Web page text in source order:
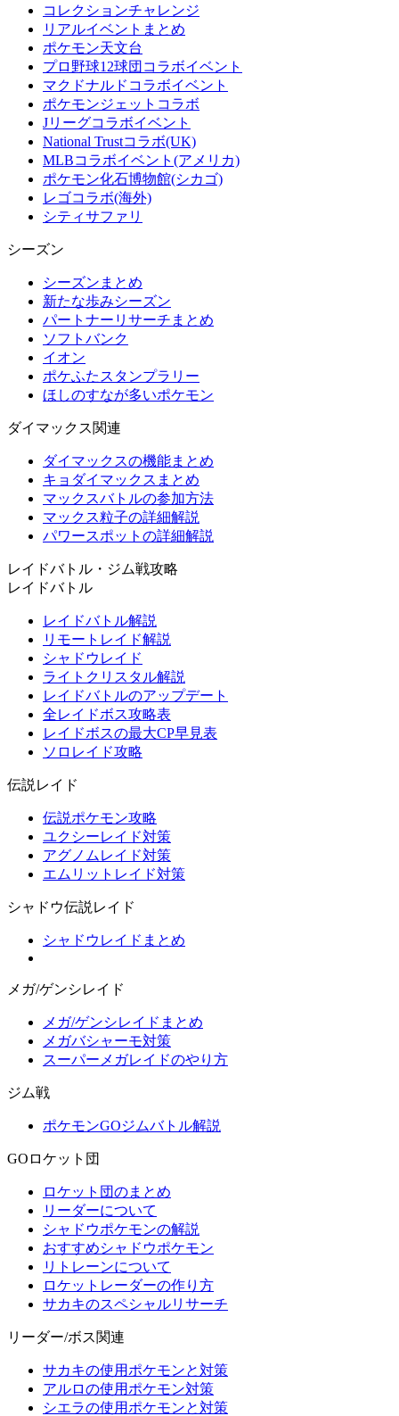
コレクションチャレンジ
リアルイベントまとめ
ポケモン天文台
プロ野球12球団コラボイベント
マクドナルドコラボイベント
ポケモンジェットコラボ
Jリーグコラボイベント
National Trustコラボ(UK)
MLBコラボイベント(アメリカ)
ポケモン化石博物館(シカゴ)
レゴコラボ(海外)
シティサファリ
シーズン
シーズンまとめ
新たな歩みシーズン
パートナーリサーチまとめ
ソフトバンク
イオン
ポケふたスタンプラリー
ほしのすなが多いポケモン
ダイマックス関連
ダイマックスの機能まとめ
キョダイマックスまとめ
マックスバトルの参加方法
マックス粒子の詳細解説
パワースポットの詳細解説
レイドバトル・ジム戦攻略
レイドバトル
レイドバトル解説
リモートレイド解説
シャドウレイド
ライトクリスタル解説
レイドバトルのアップデート
全レイドボス攻略表
レイドボスの最大CP早見表
ソロレイド攻略
伝説レイド
伝説ポケモン攻略
ユクシーレイド対策
アグノムレイド対策
エムリットレイド対策
シャドウ伝説レイド
シャドウレイドまとめ
メガ/ゲンシレイド
メガ/ゲンシレイドまとめ
メガバシャーモ対策
スーパーメガレイドのやり方
ジム戦
ポケモンGOジムバトル解説
GOロケット団
ロケット団のまとめ
リーダーについて
シャドウポケモンの解説
おすすめシャドウポケモン
リトレーンについて
ロケットレーダーの作り方
サカキのスペシャルリサーチ
リーダー/ボス関連
サカキの使用ポケモンと対策
アルロの使用ポケモン対策
シエラの使用ポケモンと対策